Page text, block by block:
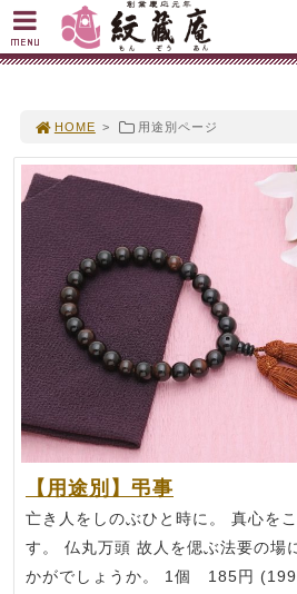
HOME > 用途別ページ
【用途別】弔事
亡き人をしのぶひと時に。 真心を
す。 仏丸万頭 故人を偲ぶ法要の場
かがでしょうか。 1個 185円
MENU